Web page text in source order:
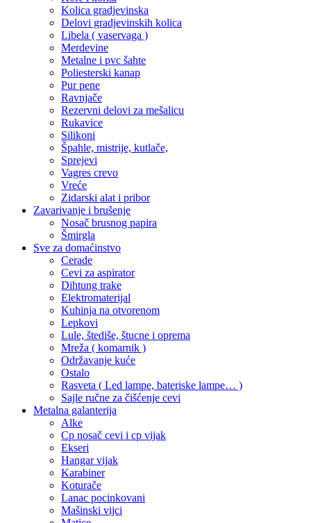
Kolica gradjevinska
Delovi gradjevinskih kolica
Libela ( vaservaga )
Merdevine
Metalne i pvc šahte
Poliesterski kanap
Pur pene
Ravnjače
Rezervni delovi za mešalicu
Rukavice
Silikoni
Špahle, mistrije, kutlače,
Sprejevi
Vagres crevo
Vreće
Zidarski alat i pribor
Zavarivanje i brušenje
Nosač brusnog papira
Šmirgla
Sve za domaćinstvo
Cerade
Cevi za aspirator
Dihtung trake
Elektromaterijal
Kuhinja na otvorenom
Lepkovi
Lule, štediše, štucne i oprema
Mreža ( komarnik )
Održavanje kuće
Ostalo
Rasveta ( Led lampe, bateriske lampe… )
Sajle ručne za čišćenje cevi
Metalna galanterija
Alke
Cp nosač cevi i cp vijak
Ekseri
Hangar vijak
Karabiner
Koturače
Lanac pocinkovani
Mašinski vijci